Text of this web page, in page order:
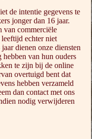
de intentie gegevens te
jonger dan 16 jaar.
van commerciële
echter niet
dienen onze diensten
hebben van hun ouders
te zijn bij de online
overtuigd bent dat
hebben verzameld
dan contact met ons
nodig verwijderen